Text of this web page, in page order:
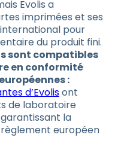
Evolis a
imprimées et ses
pour
du produit fini.
sont compatibles
en conformité
:
d’Evolisont
de laboratoire
la
européen